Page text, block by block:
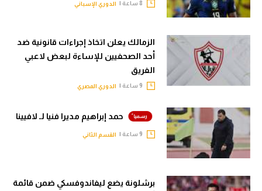
الدوري الإسباني
الزمالك يعلن اتخاذ إجراءات قانونية ضد
أحد الصحفيين للإساءة لبعض لاعبي
الفريق
الدوري المصري
حمد إبراهيم مديرا فنيا لـ لافيينا
القسم الثاني
برشلونة يضع ليفاندوفسكي ضمن قائمة